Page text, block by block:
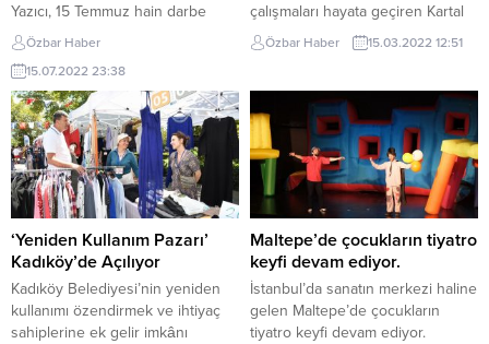
Yazıcı, 15 Temmuz hain darbe
girişiminin 6’ıncı yılında 15
Temmuz Şehitler Köprüsü’nde
açıklamalarda bulundu. Başkan
Yazıcı,” Sayın
Cumhurbaşkanımızın uçağının
inmesini saniye saniye bekledik.
Sayın Cumhurbaşkanımızı
başkomutanlığında dünyanın en
kuvvetli ordusu olduk” dedi. 15
Temmuz hain darbe girişiminin
üzerinden 6 yıl geçti. Tuzla
Belediye Başkanı Dr....
Özbar Haber
15.07.2022 23:38
çalışmaları hayata geçiren Kartal
Belediyesi, sanatçıları
desteklemek amacıyla Kültür ve
organizasyonu ile çeşitli
etkinliklere ev sahipliği yapmaya
devam ediyor. Emekli öğretmen
ve sanayici Nurullah Polat’ın yıllar
boyunca yaptığı suluboya
Erzurum resimlerinden oluşan
sergi, Kartal Belediyesi fuaye
alanında açıldı. Sergi,...
Özbar Haber 15.03.2022 12:51
‘Yeniden Kullanım Pazarı’
Kadıköy’de Açılıyor
Kadıköy Belediyesi’nin yeniden
kullanımı özendirmek ve ihtiyaç
sahiplerine ek gelir imkânı
Maltepe’de çocukların tiyatro
keyfi devam ediyor.
İstanbul’da sanatın merkezi haline
gelen Maltepe’de çocukların
tiyatro keyfi devam ediyor.